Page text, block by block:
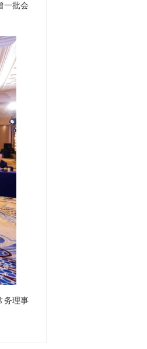
一批会
务理事